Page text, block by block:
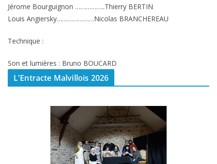
Jérome Bourguignon ……………..Thierry BERTIN
Louis Angiersky…………………Nicolas BRANCHEREAU
Technique :
Son et lumières : Bruno BOUCARD
L'Entracte Malvillois 2026